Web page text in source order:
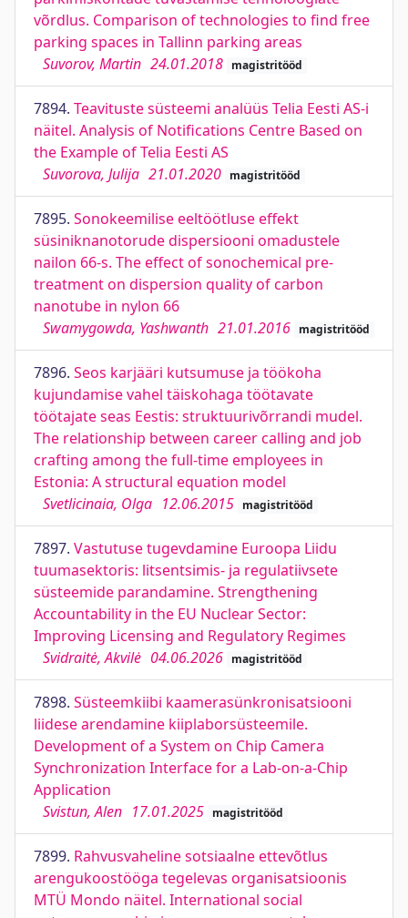
võrdlus. Comparison of technologies to find free
parking spaces in Tallinn parking areas
Suvorov, Martin 24.01.2018 magistritööd
7894. Teavituste süsteemi analüüs Telia Eesti AS-i
näitel. Analysis of Notifications Centre Based on
the Example of Telia Eesti AS
Suvorova, Julija 21.01.2020 magistritööd
7895. Sonokeemilise eeltöötluse effekt
süsiniknanotorude dispersiooni omadustele
nailon 66-s. The effect of sonochemical pre-
treatment on dispersion quality of carbon
nanotube in nylon 66
Swamygowda, Yashwanth 21.01.2016 magistritööd
7896. Seos karjääri kutsumuse ja töökoha
kujundamise vahel täiskohaga töötavate
töötajate seas Eestis: struktuurivõrrandi mudel.
The relationship between career calling and job
crafting among the full-time employees in
Estonia: A structural equation model
Svetlicinaia, Olga 12.06.2015 magistritööd
7897. Vastutuse tugevdamine Euroopa Liidu
tuumasektoris: litsentsimis- ja regulatiivsete
süsteemide parandamine. Strengthening
Accountability in the EU Nuclear Sector:
Improving Licensing and Regulatory Regimes
Svidraitė, Akvilė 04.06.2026 magistritööd
7898. Süsteemkiibi kaamerasünkronisatsiooni
liidese arendamine kiiplaborsüsteemile.
Development of a System on Chip Camera
Synchronization Interface for a Lab-on-a-Chip
Application
Svistun, Alen 17.01.2025 magistritööd
7899. Rahvusvaheline sotsiaalne ettevõtlus
arengukoostööga tegelevas organisatsioonis
MTÜ Mondo näitel. International social